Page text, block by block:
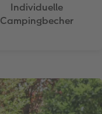
Individuelle
Campingbecher